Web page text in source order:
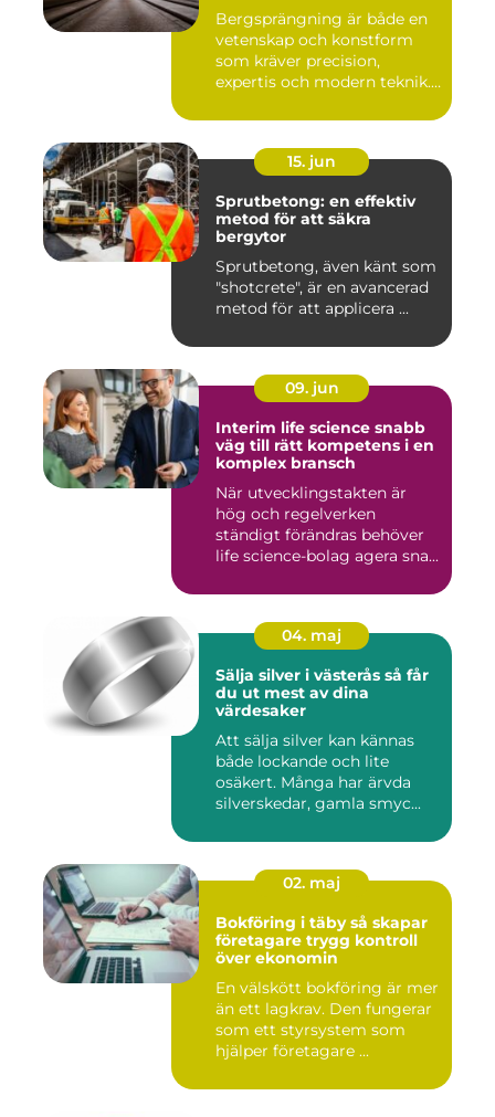
Bergsprängning är både en
vetenskap och konstform
som kräver precision,
expertis och modern teknik.
15. jun
Sprutbetong: en effektiv
metod för att säkra
bergytor
Sprutbetong, även känt som
"shotcrete", är en avancerad
metod för att applicera ...
09. jun
Interim life science snabb
väg till rätt kompetens i en
komplex bransch
När utvecklingstakten är
hög och regelverken
ständigt förändras behöver
life science-bolag agera sna...
04. maj
Sälja silver i västerås så får
du ut mest av dina
värdesaker
Att sälja silver kan kännas
både lockande och lite
osäkert. Många har ärvda
silverskedar, gamla smyc...
02. maj
Bokföring i täby så skapar
företagare trygg kontroll
över ekonomin
En välskött bokföring är mer
än ett lagkrav. Den fungerar
som ett styrsystem som
hjälper företagare ...